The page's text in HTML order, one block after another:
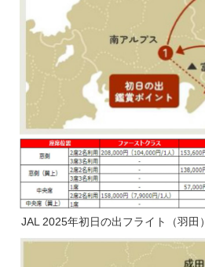
JAL 2025年初日の出フライト（羽田）